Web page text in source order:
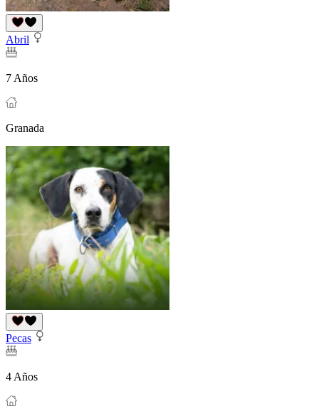
Abril
7 Años
Granada
Pecas
4 Años